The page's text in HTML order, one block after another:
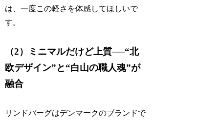
は、一度この軽さを体感してほしいで
す。
（2）ミニマルだけど上質──“北
欧デザイン”と“白山の職人魂”が
融合
リンドバーグはデンマークのブランドで